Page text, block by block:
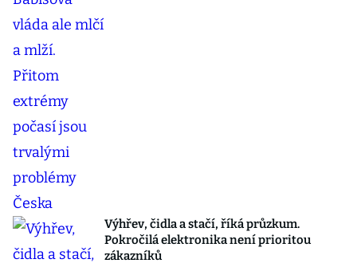
Výhřev, čidla a stačí, říká průzkum.
Pokročilá elektronika není prioritou
zákazníků